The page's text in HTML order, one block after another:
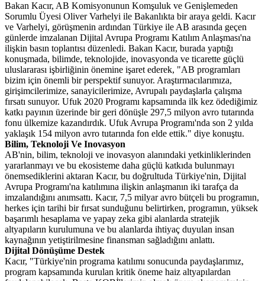
Bakan Kacır, AB Komisyonunun Komşuluk ve Genişlemeden
Sorumlu Üyesi Oliver Varhelyi ile Bakanlıkta bir araya geldi. Kacır
ve Varhelyi, görüşmenin ardından Türkiye ile AB arasında geçen
günlerde imzalanan Dijital Avrupa Programı Katılım Anlaşması'na
ilişkin basın toplantısı düzenledi. Bakan Kacır, burada yaptığı
konuşmada, bilimde, teknolojide, inovasyonda ve ticarette güçlü
uluslararası işbirliğinin önemine işaret ederek, "AB programları
bizim için önemli bir perspektif sunuyor. Araştırmacılarımıza,
girişimcilerimize, sanayicilerimize, Avrupalı paydaşlarla çalışma
fırsatı sunuyor. Ufuk 2020 Programı kapsamında ilk kez ödediğimiz
katkı payının üzerinde bir geri dönüşle 297,5 milyon avro tutarında
fonu ülkemize kazandırdık. Ufuk Avrupa Programı'nda son 2 yılda
yaklaşık 154 milyon avro tutarında fon elde ettik." diye konuştu.
Bilim, Teknoloji Ve Inovasyon
AB'nin, bilim, teknoloji ve inovasyon alanındaki yetkinliklerinden
yararlanmayı ve bu ekosisteme daha güçlü katkıda bulunmayı
önemsediklerini aktaran Kacır, bu doğrultuda Türkiye'nin, Dijital
Avrupa Programı'na katılımına ilişkin anlaşmanın iki tarafça da
imzalandığını anımsattı. Kacır, 7,5 milyar avro bütçeli bu programın,
herkes için tarihi bir fırsat sunduğunu belirtirken, programın, yüksek
başarımlı hesaplama ve yapay zeka gibi alanlarda stratejik
altyapıların kurulumuna ve bu alanlarda ihtiyaç duyulan insan
kaynağının yetiştirilmesine finansman sağladığını anlattı.
Dijital Dönüşüme Destek
Kacır, "Türkiye'nin programa katılımı sonucunda paydaşlarımız,
program kapsamında kurulan kritik öneme haiz altyapılardan